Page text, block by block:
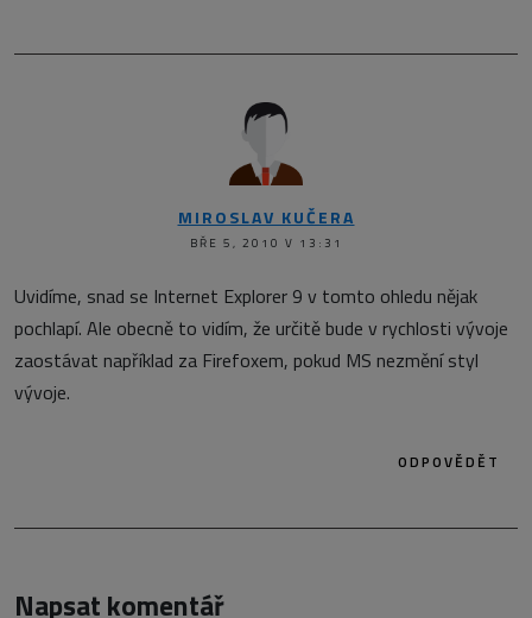
MIROSLAV KUČERA
BŘE 5, 2010 V 13:31
Uvidíme, snad se Internet Explorer 9 v tomto ohledu nějak
pochlapí. Ale obecně to vidím, že určitě bude v rychlosti vývoje
zaostávat například za Firefoxem, pokud MS nezmění styl
vývoje.
ODPOVĚDĚT
Napsat komentář